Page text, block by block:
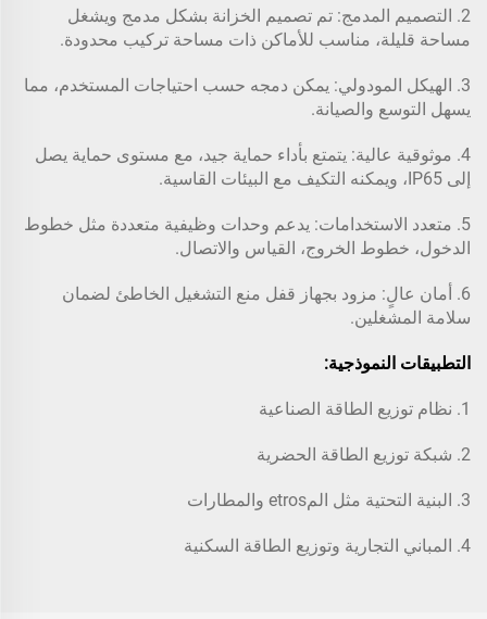
2. التصميم المدمج: تم تصميم الخزانة بشكل مدمج ويشغل
مساحة قليلة، مناسب للأماكن ذات مساحة تركيب محدودة.
3. الهيكل المودولي: يمكن دمجه حسب احتياجات المستخدم، مما
يسهل التوسع والصيانة.
4. موثوقية عالية: يتمتع بأداء حماية جيد، مع مستوى حماية يصل
إلى IP65، ويمكنه التكيف مع البيئات القاسية.
5. متعدد الاستخدامات: يدعم وحدات وظيفية متعددة مثل خطوط
الدخول، خطوط الخروج، القياس والاتصال.
6. أمان عالٍ: مزود بجهاز قفل منع التشغيل الخاطئ لضمان
سلامة المشغلين.
التطبيقات النموذجية:
1. نظام توزيع الطاقة الصناعية
2. شبكة توزيع الطاقة الحضرية
3. البنية التحتية مثل المetros والمطارات
4. المباني التجارية وتوزيع الطاقة السكنية